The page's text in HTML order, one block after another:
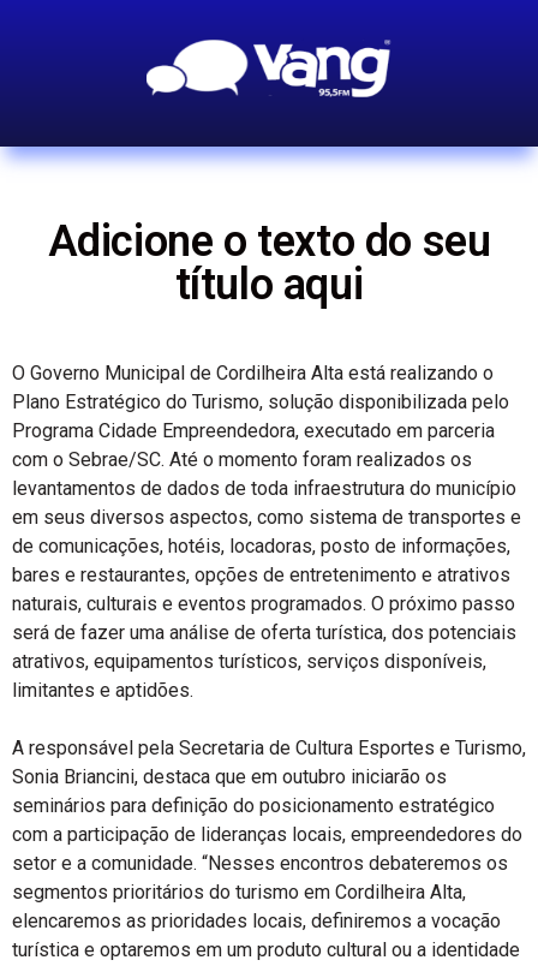
Adicione o texto do seu
título aqui
O Governo Municipal de Cordilheira Alta está realizando o
Plano Estratégico do Turismo, solução disponibilizada pelo
Programa Cidade Empreendedora, executado em parceria
com o Sebrae/SC. Até o momento foram realizados os
levantamentos de dados de toda infraestrutura do município
em seus diversos aspectos, como sistema de transportes e
de comunicações, hotéis, locadoras, posto de informações,
bares e restaurantes, opções de entretenimento e atrativos
naturais, culturais e eventos programados. O próximo passo
será de fazer uma análise de oferta turística, dos potenciais
atrativos, equipamentos turísticos, serviços disponíveis,
limitantes e aptidões.
A responsável pela Secretaria de Cultura Esportes e Turismo,
Sonia Briancini, destaca que em outubro iniciarão os
seminários para definição do posicionamento estratégico
com a participação de lideranças locais, empreendedores do
setor e a comunidade. “Nesses encontros debateremos os
segmentos prioritários do turismo em Cordilheira Alta,
elencaremos as prioridades locais, definiremos a vocação
turística e optaremos em um produto cultural ou a identidade